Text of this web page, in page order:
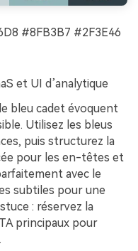
#8FB3B7 #2F3E46
et UI d’analytique
bleu cadet évoquent
Utilisez les bleus
puis structurez la
pour les en-têtes et
avec le
subtiles pour une
: réservez la
principaux pour